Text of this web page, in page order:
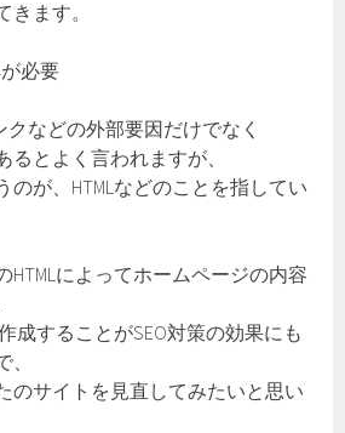
ます。
クなどの外部要因だけでなく
るとよく言われますが、
のが、HTMLなどのことを指してい
HTMLによってホームページの内容
成することがSEO対策の効果にも
のサイトを見直してみたいと思い